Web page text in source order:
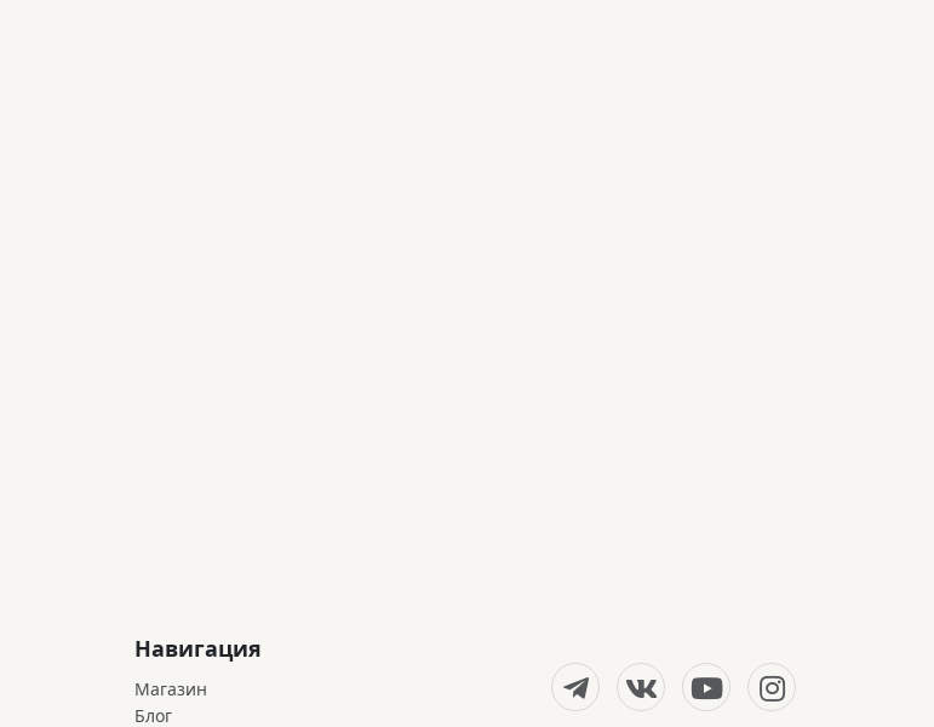
Навигация
Магазин
Блог